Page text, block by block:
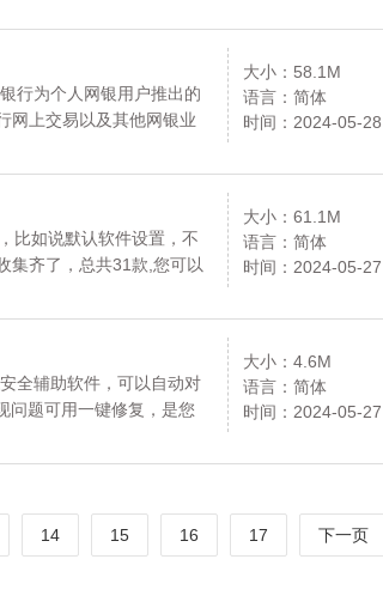
大小：58.1M
语言：简体
时间：2024-05-28
行为个人网银用户推出的
网上交易以及其他网银业
大小：61.1M
语言：简体
时间：2024-05-27
比如说默认软件设置，不
集齐了，总共31款,您可以
大小：4.6M
语言：简体
时间：2024-05-27
全辅助软件，可以自动对
问题可用一键修复，是您
14 15 16 17 下一页